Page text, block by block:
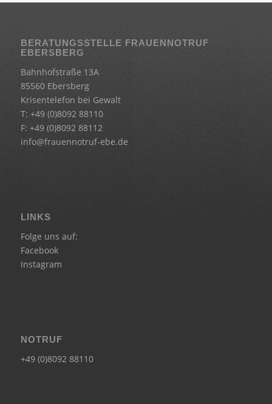
BERATUNGSSTELLE FRAUENNOTRUF
EBERSBERG
Bahnhofstraße 13A
85560 Ebersberg
Krisentelefon bei Gewalt
T: +49 (0)8092 88110
F: +49 (0)8092 88112
info@frauennotruf-ebe.de
LINKS
Folge uns auf:
Facebook
Instagram
NOTRUF
+49 (0)8092 88110